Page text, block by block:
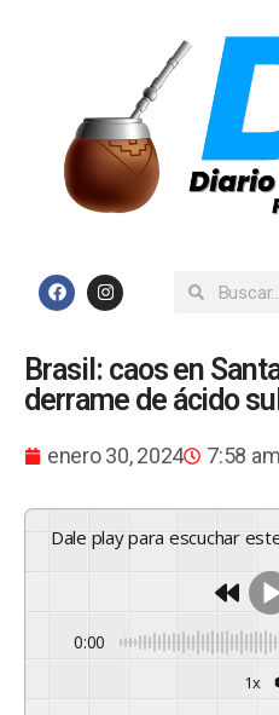
Brasil: caos en
derrame de ácido
enero 30, 2024 7:58 am
Dale play para escuchar
0:00
1x